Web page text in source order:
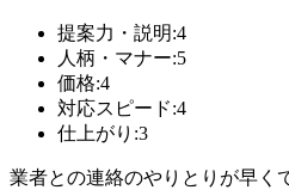
提案力・説明:4
人柄・マナー:5
価格:4
対応スピード:4
仕上がり:3
業者との連絡のやりとりが早く